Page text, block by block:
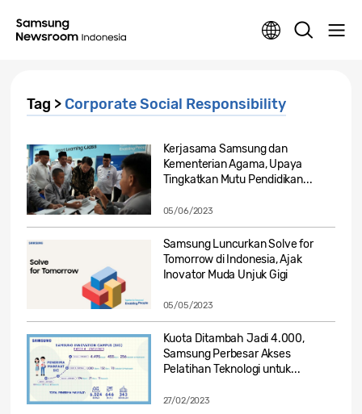
Tag > Corporate Social Responsibility
Kerjasama Samsung dan
Kementerian Agama, Upaya
Tingkatkan Mutu Pendidikan...
05/06/2023
Samsung Luncurkan Solve for
Tomorrow di Indonesia, Ajak
Inovator Muda Unjuk Gigi
05/05/2023
Kuota Ditambah Jadi 4.000,
Samsung Perbesar Akses
Pelatihan Teknologi untuk...
27/02/2023